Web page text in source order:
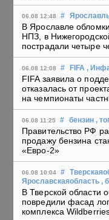
06.08 12:48 #
В Ярославле
НПЗ, в
пострадали четыре
06.08 12:08 # FIFA ,
FIFA заявила о
отказалась от
на чемпионаты
06.08 11:25 # бензин ,
Правительство РФ
продажу бензина
«Евро-2»
06.08 10:04 #
Ярославскаяобласть ,
В Тверской области
повредили фасад
комплекса